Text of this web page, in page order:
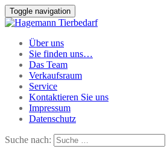
Toggle navigation
Über uns
Sie finden uns…
Das Team
Verkaufsraum
Service
Kontaktieren Sie uns
Impressum
Datenschutz
Suche nach: